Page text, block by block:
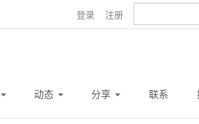
登录 注册
动态 分享 联系